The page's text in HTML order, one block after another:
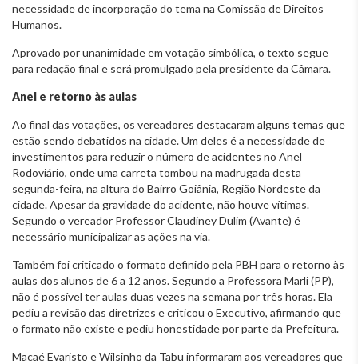
necessidade de incorporação do tema na Comissão de Direitos
Humanos.
Aprovado por unanimidade em votação simbólica, o texto segue
para redação final e será promulgado pela presidente da Câmara.
Anel e retorno às aulas
Ao final das votações, os vereadores destacaram alguns temas que
estão sendo debatidos na cidade. Um deles é a necessidade de
investimentos para reduzir o número de acidentes no Anel
Rodoviário, onde uma carreta tombou na madrugada desta
segunda-feira, na altura do Bairro Goiânia, Região Nordeste da
cidade. Apesar da gravidade do acidente, não houve vítimas.
Segundo o vereador Professor Claudiney Dulim (Avante) é
necessário municipalizar as ações na via.
Também foi criticado o formato definido pela PBH para o retorno às
aulas dos alunos de 6 a 12 anos. Segundo a Professora Marli (PP),
não é possível ter aulas duas vezes na semana por três horas. Ela
pediu a revisão das diretrizes e criticou o Executivo, afirmando que
o formato não existe e pediu honestidade por parte da Prefeitura.
Macaé Evaristo e Wilsinho da Tabu informaram aos vereadores que